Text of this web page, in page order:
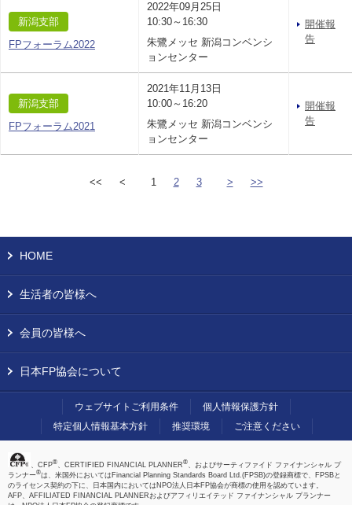
新潟支部
FPフォーラム2022
2022年09月25日
10:30～16:30
朱鷺メッセ 新潟コンベンシ
ョンセンター
開催報
告
新潟支部
FPフォーラム2021
2021年11月13日
10:00～16:20
朱鷺メッセ 新潟コンベンシ
ョンセンター
開催報
告
<< < 1 2 3 > >>
HOME
生活者の皆様へ
会員の皆様へ
日本FP協会について
ウェブサイトご利用条件
個人情報保護方針
特定個人情報基本方針
推奨環境 ご注意ください
、CFP®、CERTIFIED FINANCIAL PLANNER®、およびサーティファイド ファイナンシャル プ
ランナー®は、米国外においてはFinancial Planning Standards Board Ltd.(FPSB)の登録商標で、FPSBと
のライセンス契約の下に、日本国内においてはNPO法人日本FP協会が商標の使用を認めています。
AFP、AFFILIATED FINANCIAL PLANNERおよびアフィリエイテッド ファイナンシャル プランナー